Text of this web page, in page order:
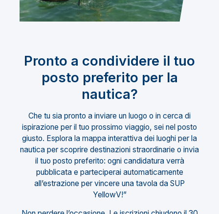
Pronto a condividere il tuo
posto preferito per la
nautica?
Che tu sia pronto a inviare un luogo o in cerca di
ispirazione per il tuo prossimo viaggio, sei nel posto
giusto. Esplora la mappa interattiva dei luoghi per la
nautica per scoprire destinazioni straordinarie o invia
il tuo posto preferito: ogni candidatura verrà
pubblicata e parteciperai automaticamente
all’estrazione per vincere una tavola da SUP
YellowV!”